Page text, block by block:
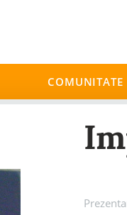
COMUNITATE